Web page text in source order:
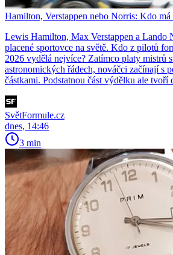
Hamilton, Verstappen nebo Norris: Kdo má
Lewis Hamilton, Max Verstappen a Lando
placené sportovce na světě. Kdo z pilotů
2026 vydělá nejvíce? Zatímco platy mistrů
astronomických řádech, nováčci začínají s
částkami. Podstatnou část výdělku ale tvoří
SvětFormule.cz
dnes, 14:46
3 min